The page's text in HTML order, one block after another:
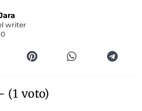
writer
(1 voto)